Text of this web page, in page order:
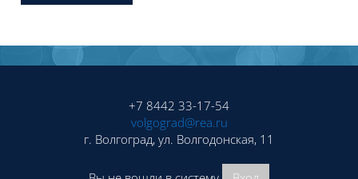
Блоки
+7 8442 33-17-54
volgograd@rea.ru
г. Волгоград, ул. Волгодонская, 11